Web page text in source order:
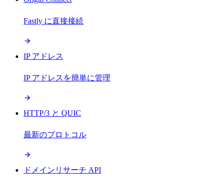
Fastly に直接接続
IP アドレス
IP アドレスを簡単に管理
HTTP/3 と QUIC
最新のプロトコル
ドメインリサーチ API